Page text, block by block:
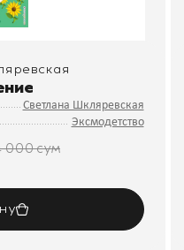
Светлана Шкляревская
Эксмодетство
000 сум